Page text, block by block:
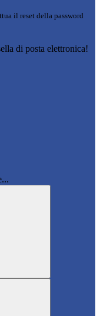
il reset della password
di posta elettronica!